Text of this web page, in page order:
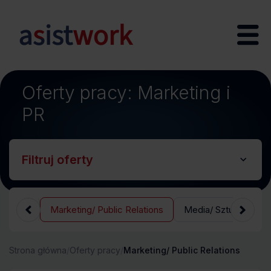
Oferty pracy: Marketing i
PR
Filtruj oferty
Marketing/ Public Relations Media/ Sztuka/
Strona główna Oferty pracy Marketing/ Public Relations